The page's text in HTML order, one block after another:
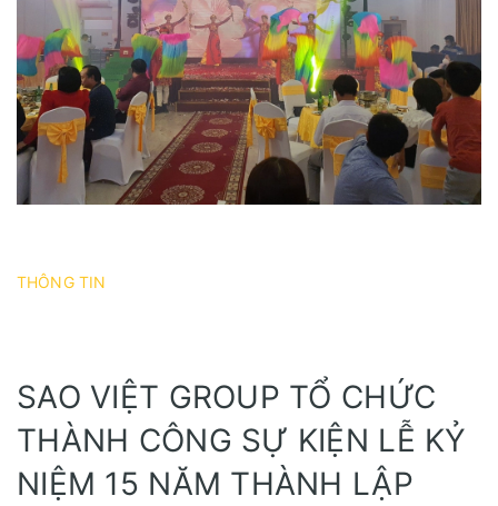
THÔNG TIN
SAO VIỆT GROUP TỔ CHỨC
THÀNH CÔNG SỰ KIỆN LỄ KỶ
NIỆM 15 NĂM THÀNH LẬP